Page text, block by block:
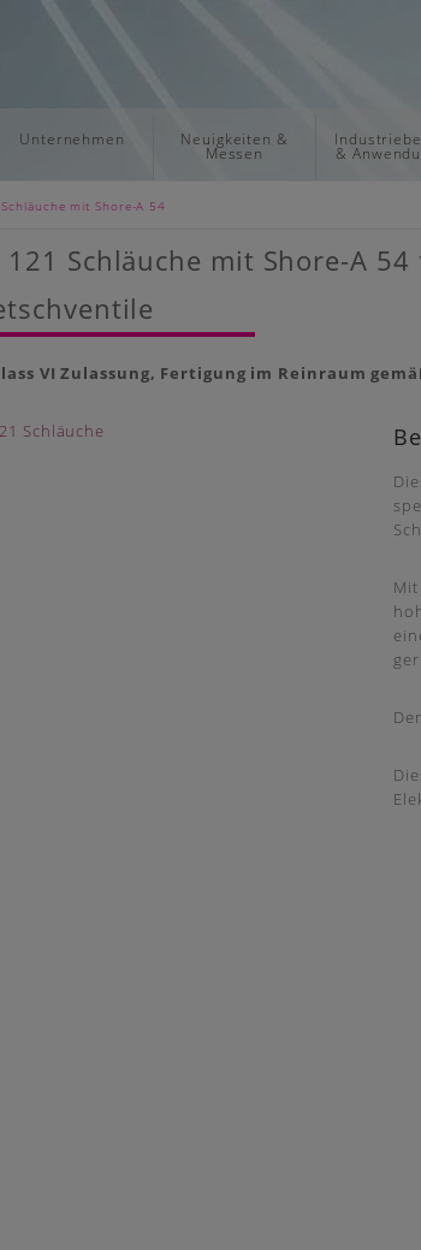
Unternehmen Neuigkeiten &
Messen &
mit Shore-A 54
121 Schläuche mit Shore-A
VI Zulassung, Fertigung im Reinraum